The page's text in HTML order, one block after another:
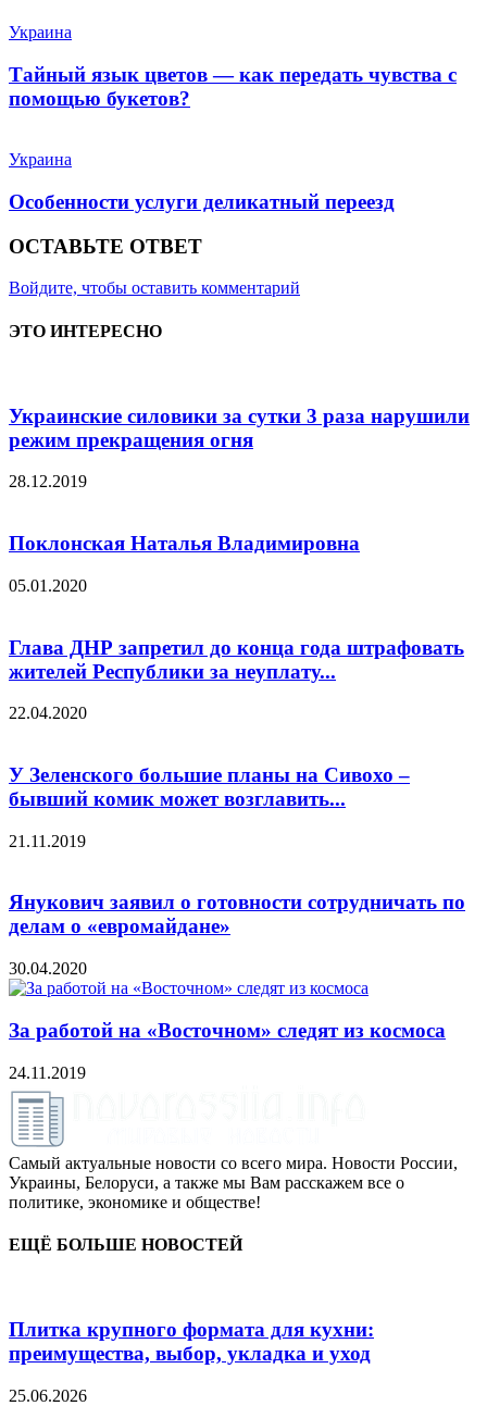
Украина
Тайный язык цветов — как передать чувства с
помощью букетов?
Украина
Особенности услуги деликатный переезд
ОСТАВЬТЕ ОТВЕТ
Войдите, чтобы оставить комментарий
ЭТО ИНТЕРЕСНО
Украинские силовики за сутки 3 раза нарушили
режим прекращения огня
28.12.2019
Поклонская Наталья Владимировна
05.01.2020
Глава ДНР запретил до конца года штрафовать
жителей Республики за неуплату...
22.04.2020
У Зеленского большие планы на Сивохо –
бывший комик может возглавить...
21.11.2019
Янукович заявил о готовности сотрудничать по
делам о «евромайдане»
30.04.2020
За работой на «Восточном» следят из космоса
24.11.2019
Самый актуальные новости со всего мира. Новости России,
Украины, Белоруси, а также мы Вам расскажем все о
политике, экономике и обществе!
ЕЩЁ БОЛЬШЕ НОВОСТЕЙ
Плитка крупного формата для кухни:
преимущества, выбор, укладка и уход
25.06.2026